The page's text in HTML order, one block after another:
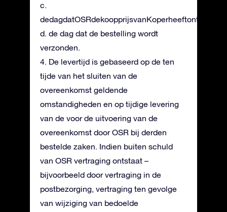
c.
dedagdatOSRdekoopprijsvanKoperheeftontvangen;
d. de dag dat de bestelling wordt
verzonden.
4. De levertijd is gebaseerd op de ten
tijde van het sluiten van de
overeenkomst geldende
omstandigheden en op tijdige levering
van de voor de uitvoering van de
overeenkomst door OSR bij derden
bestelde zaken. Indien buiten schuld
van OSR vertraging ontstaat –
bijvoorbeeld door vertraging in de
postbezorging, vertraging ten gevolge
van wijziging van bedoelde